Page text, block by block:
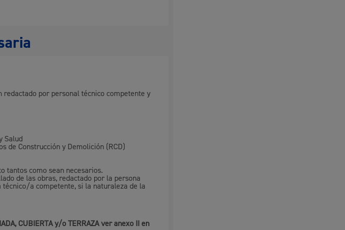
Tablón de anuncios oficiales
Calendario fiscal
Portal de transparencia
redactado por personal técnico competente y
Salud
de Construcción y Demolición (RCD)
tantos como sean necesarios.
de las obras, redactado por la persona
a competente, si la naturaleza de la
CUBIERTA y/o TERRAZA ver anexo II en